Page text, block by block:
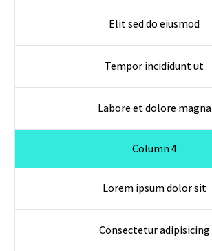
Elit sed do eiusmod
Tempor incididunt ut
Labore et dolore magna
Column 4
Lorem ipsum dolor sit
Consectetur adipisicing